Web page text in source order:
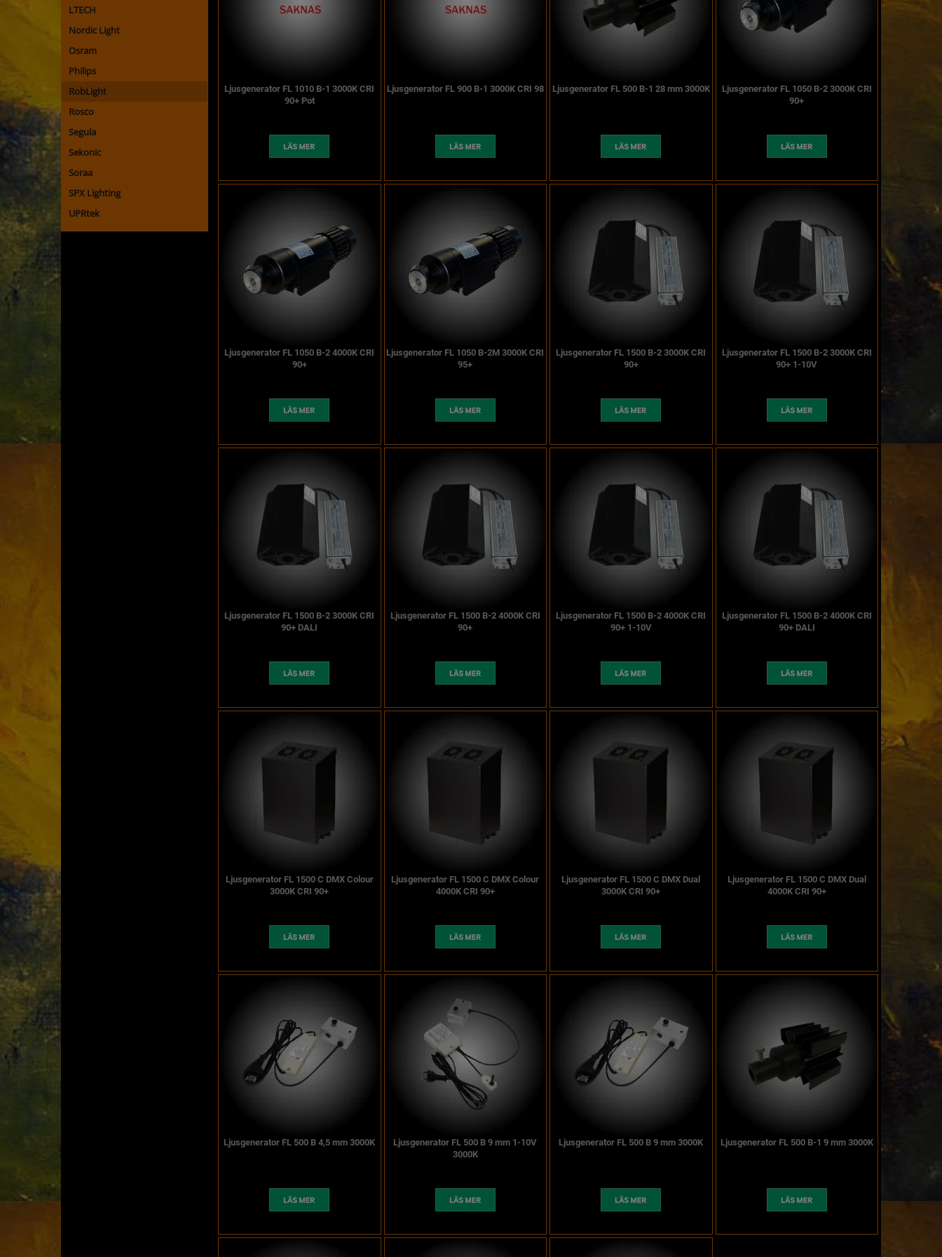
LTECH
Nordic Light
Osram
Philips
RobLight
Rosco
Segula
Sekonic
Soraa
SPX Lighting
UPRtek
Ljusgenerator FL 1010 B-1 3000K CRI
90+ Pot
Ljusgenerator FL 900 B-1 3000K CRI 98 Ljusgenerator FL 500 B-1 28 mm 3000K
Ljusgenerator FL 1050 B-2 3000K CRI
90+
Ljusgenerator FL 1050 B-2 4000K CRI
90+
Ljusgenerator FL 1050 B-2M 3000K CRI
95+
Ljusgenerator FL 1500 B-2 3000K CRI
90+
Ljusgenerator FL 1500 B-2 3000K CRI
90+ 1-10V
Ljusgenerator FL 1500 B-2 3000K CRI
90+ DALI
Ljusgenerator FL 1500 B-2 4000K CRI
90+
Ljusgenerator FL 1500 B-2 4000K CRI
90+ 1-10V
Ljusgenerator FL 1500 B-2 4000K CRI
90+ DALI
Ljusgenerator FL 1500 C DMX Colour
3000K CRI 90+
Ljusgenerator FL 1500 C DMX Colour
4000K CRI 90+
Ljusgenerator FL 1500 C DMX Dual
3000K CRI 90+
Ljusgenerator FL 1500 C DMX Dual
4000K CRI 90+
Ljusgenerator FL 500 B 4,5 mm 3000K
Ljusgenerator FL 500 B 9 mm 1-10V
3000K
Ljusgenerator FL 500 B 9 mm 3000K Ljusgenerator FL 500 B-1 9 mm 3000K